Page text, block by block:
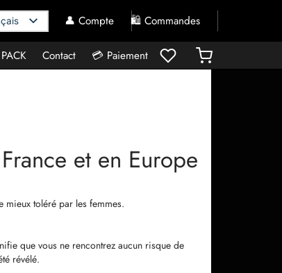
👤 Compte 🛍️ Commandes
PACK Contact 💳 Paiement
et en Europe
mieux toléré par les femmes.
que vous ne rencontrez aucun risque de
révélé.